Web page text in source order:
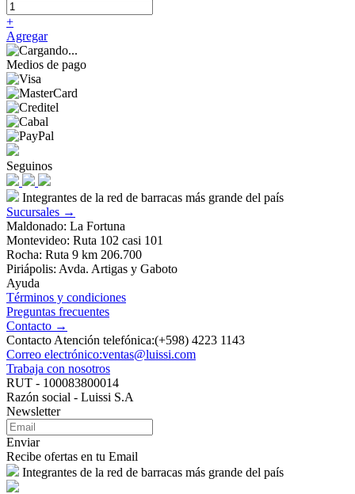
+
Agregar
Medios de pago
Seguinos
Integrantes de la red de barracas más grande del país
Sucursales →
Maldonado: La Fortuna
Montevideo: Ruta 102 casi 101
Rocha: Ruta 9 km 206.700
Piriápolis: Avda. Artigas y Gaboto
Ayuda
Términos y condiciones
Preguntas frecuentes
Contacto →
Contacto Atención telefónica:(+598) 4223 1143
Correo electrónico:ventas@luissi.com
Trabaja con nosotros
RUT - 100083800014
Razón social - Luissi S.A
Newsletter
Enviar
Recibe ofertas en tu Email
Integrantes de la red de barracas más grande del país